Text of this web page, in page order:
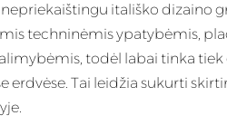
itališko dizaino
techninėmis ypatybėmis,
todėl labai tinka tiek
erdvėse. Tai leidžia sukurti